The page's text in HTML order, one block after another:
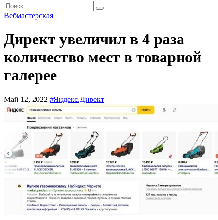
Вебмастерская
Директ увеличил в 4 раза
количество мест в товарной
галерее
Май 12, 2022 #Яндекс.Директ